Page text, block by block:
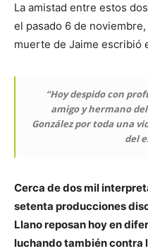
La amistad entre estos
el pasado 6 de
muerte de Jaime escribió
“Hoy despido con
amigo y hermano
González por toda una
del
Cerca de dos mil
setenta producciones
Llano reposan hoy en
luchando también contra